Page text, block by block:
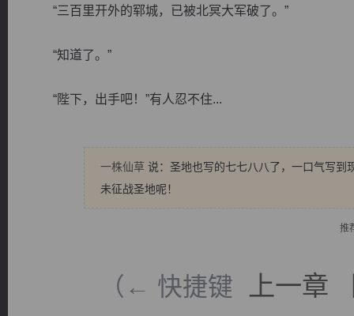
“三百里开外的郓城，已被北冥大军破了。”
“知道了。”
“陛下，出手吧！”有人忍不住...
一株仙草 说：圣地也写的七七八八了，一口气写到
未征战圣地呢！
推
（← 快捷键 上一章